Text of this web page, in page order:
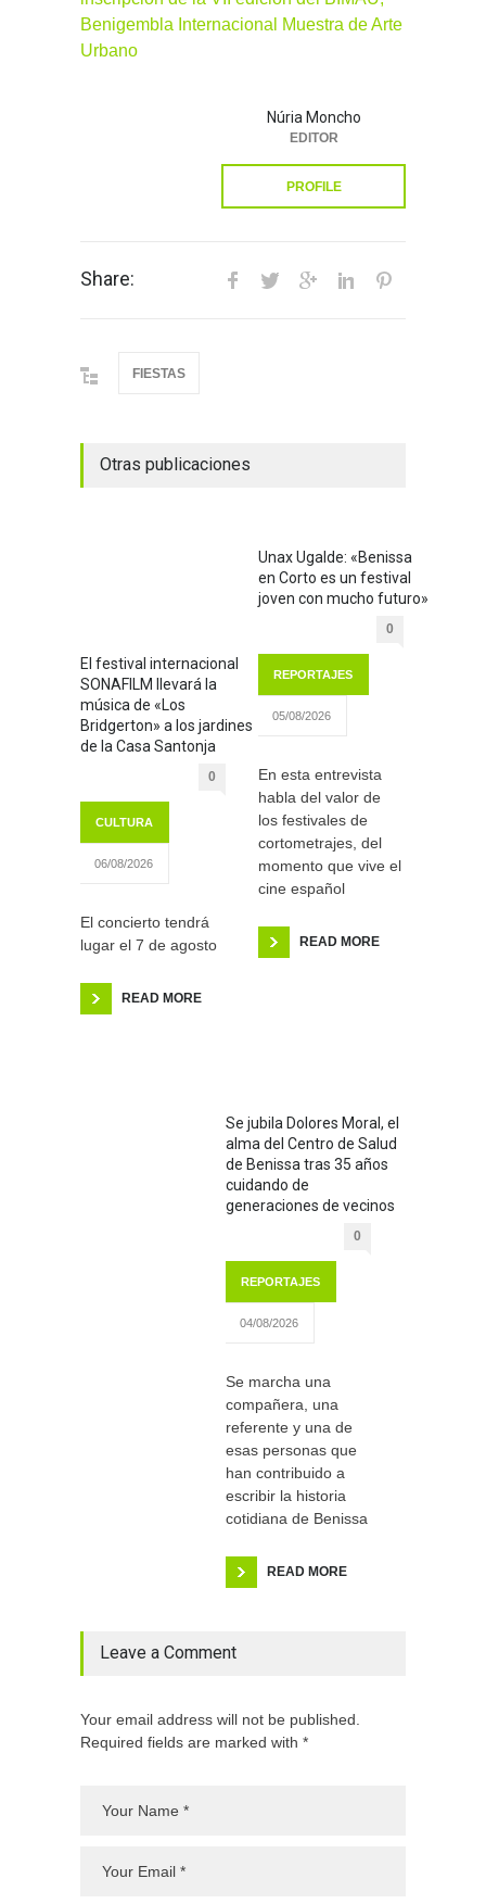
Benigembla Internacional Muestra de Arte
Urbano
Núria Moncho
EDITOR
PROFILE
Share:
FIESTAS
Otras publicaciones
El festival internacional
SONAFILM llevará la
música de «Los
Bridgerton» a los jardines
de la Casa Santonja
0
CULTURA
06/08/2026
El concierto tendrá
lugar el 7 de agosto
READ MORE
Unax Ugalde: «Benissa
en Corto es un festival
joven con mucho futuro»
0
REPORTAJES
05/08/2026
En esta entrevista
habla del valor de
los festivales de
cortometrajes, del
momento que vive el
cine español
READ MORE
Se jubila Dolores Moral, el
alma del Centro de Salud
de Benissa tras 35 años
cuidando de
generaciones de vecinos
0
REPORTAJES
04/08/2026
Se marcha una
compañera, una
referente y una de
esas personas que
han contribuido a
escribir la historia
cotidiana de Benissa
READ MORE
Leave a Comment
Your email address will not be published.
Required fields are marked with *